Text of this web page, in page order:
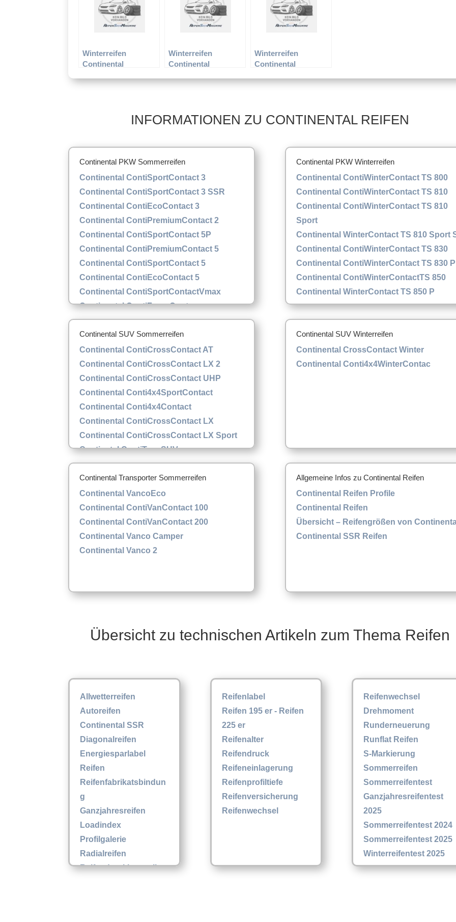
Winterreifen
Continental
780
Winterreifen
Continental
800
Winterreifen
Continental
800
INFORMATIONEN ZU CONTINENTAL REIFEN
Continental PKW Sommerreifen
Continental ContiSportContact 3
Continental ContiSportContact 3 SSR
Continental ContiEcoContact 3
Continental ContiPremiumContact 2
Continental ContiSportContact 5P
Continental ContiPremiumContact 5
Continental ContiSportContact 5
Continental ContiEcoContact 5
Continental ContiSportContactVmax
Continental ContiForceContac
Continental SUV Sommerreifen
Continental ContiCrossContact AT
Continental ContiCrossContact LX 2
Continental ContiCrossContact UHP
Continental Conti4x4SportContact
Continental Conti4x4Contact
Continental ContiCrossContact LX
Continental ContiCrossContact LX Sport
Contiental ContiTrac SUV
Continental Transporter Sommerreifen
Continental VancoEco
Continental ContiVanContact 100
Continental ContiVanContact 200
Continental Vanco Camper
Continental Vanco 2
Continental PKW Winterreifen
Continental ContiWinterContact TS 800
Continental ContiWinterContact TS 810
Continental ContiWinterContact TS 810
Sport
Continental WinterContact TS 810 Sport
Continental ContiWinterContact TS 830
Continental ContiWinterContact TS 830 P
Continental ContiWinterContactTS 850
Continental WinterContact TS 850 P
Continental SUV Winterreifen
Continental CrossContact Winter
Continental Conti4x4WinterContac
Allgemeine Infos zu Continental Reifen
Continental Reifen Profile
Continental Reifen
Übersicht – Reifengrößen von
Continental SSR Reifen
Übersicht zu technischen Artikeln zum Thema Reifen
Allwetterreifen
Autoreifen
Continental SSR
Diagonalreifen
Energiesparlabel
Reifen
Reifenfabrikatsbindun
g
Ganzjahresreifen
Loadindex
Profilgalerie
Radialreifen
Reifendruckkontrollsy
Reifenlabel
Reifen 195 er - Reifen
225 er
Reifenalter
Reifendruck
Reifeneinlagerung
Reifenprofiltiefe
Reifenversicherung
Reifenwechsel
Reifenwechsel
Drehmoment
Runderneuerung
Runflat Reifen
S-Markierung
Sommerreifen
Sommerreifentest
Ganzjahresreifentest
2025
Sommerreifentest 2024
Sommerreifentest 2025
Winterreifentest 2025